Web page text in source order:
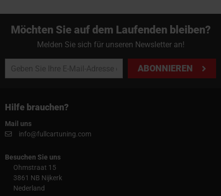
Möchten Sie auf dem Laufenden bleiben?
Melden Sie sich für unseren Newsletter an!
ABONNIEREN
Hilfe brauchen?
Mail uns
info@fullcartuning.com
Besuchen Sie uns
Ohmstraat 15
3861 NB Nijkerk
Nederland